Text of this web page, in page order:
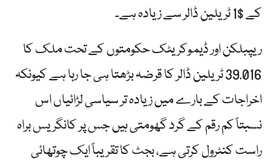
کے $1 ٹریلین ڈالر سے زیادہ ہے۔
ریپبلکن اور ڈیموکریٹک حکومتوں کے تحت ملک کا
39.016 ٹریلین ڈالر کا قرضہ بڑھتا ہی جا رہا ہے کیونکہ
اخراجات کے بارے میں زیادہ تر سیاسی لڑائیاں اس
نسبتاً کم رقم کے گرد گھومتی ہیں جس پر کانگریس براہ
راست کنٹرول کرتی ہے، بجٹ کا تقریباً ایک چوتھائی